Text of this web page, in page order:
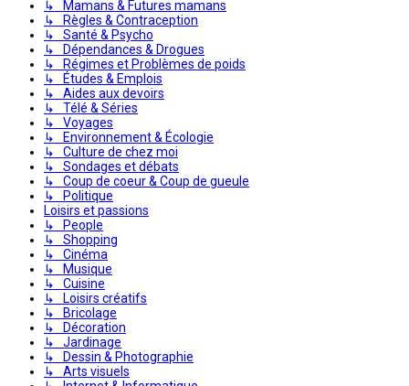
↳ Mamans & Futures mamans
↳ Règles & Contraception
↳ Santé & Psycho
↳ Dépendances & Drogues
↳ Régimes et Problèmes de poids
↳ Études & Emplois
↳ Aides aux devoirs
↳ Télé & Séries
↳ Voyages
↳ Environnement & Écologie
↳ Culture de chez moi
↳ Sondages et débats
↳ Coup de coeur & Coup de gueule
↳ Politique
Loisirs et passions
↳ People
↳ Shopping
↳ Cinéma
↳ Musique
↳ Cuisine
↳ Loisirs créatifs
↳ Bricolage
↳ Décoration
↳ Jardinage
↳ Dessin & Photographie
↳ Arts visuels